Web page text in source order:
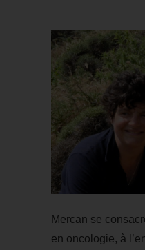
Mercan se
en oncologie, à